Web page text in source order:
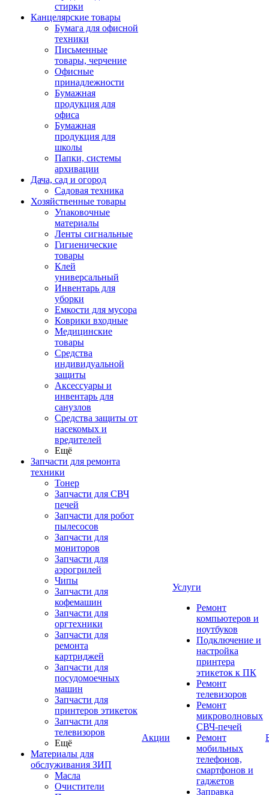
стирки
Канцелярские товары
Бумага для офисной
техники
Письменные
товары, черчение
Офисные
принадлежности
Бумажная
продукция для
офиса
Бумажная
продукция для
школы
Папки, системы
архивации
Дача, сад и огород
Садовая техника
Хозяйственные товары
Упаковочные
материалы
Ленты сигнальные
Гигиенические
товары
Клей
универсальный
Инвентарь для
уборки
Емкости для мусора
Коврики входные
Медицинские
товары
Средства
индивидуальной
защиты
Аксессуары и
инвентарь для
санузлов
Средства защиты от
насекомых и
вредителей
Ещё
Запчасти для ремонта
техники
Тонер
Запчасти для СВЧ
печей
Запчасти для робот
пылесосов
Запчасти для
мониторов
Запчасти для
аэрогрилей
Чипы
Запчасти для
кофемашин
Запчасти для
оргтехники
Запчасти для
ремонта
картриджей
Запчасти для
посудомоечных
машин
Запчасти для
принтеров этикеток
Запчасти для
телевизоров
Ещё
Материалы для
обслуживания ЗИП
Масла
Очистители
Акции
Услуги
Ремонт
компьютеров и
ноутбуков
Подключение и
настройка
принтера
этикеток к ПК
Ремонт
телевизоров
Ремонт
микроволновых
СВЧ-печей
Ремонт
мобильных
телефонов,
смартфонов и
гаджетов
Заправка